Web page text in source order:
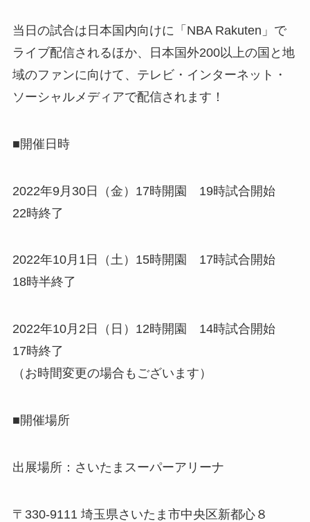
当日の試合は日本国内向けに「NBA Rakuten」で
ライブ配信されるほか、日本国外200以上の国と地
域のファンに向けて、テレビ・インターネット・
ソーシャルメディアで配信されます！
■開催日時
2022年9月30日（金）17時開園 19時試合開始
22時終了
2022年10月1日（土）15時開園 17時試合開始
18時半終了
2022年10月2日（日）12時開園 14時試合開始
17時終了
（お時間変更の場合もございます）
■開催場所
出展場所：さいたまスーパーアリーナ
〒330-9111 埼玉県さいたま市中央区新都心８